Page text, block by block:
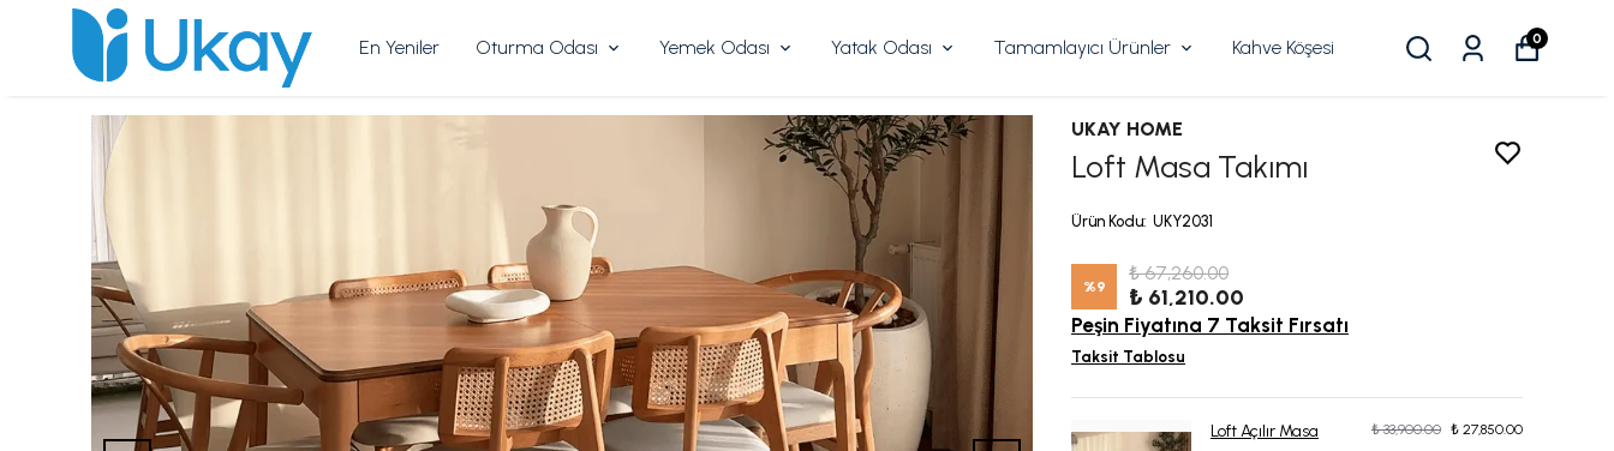
En Yeniler Oturma Odası Yemek Odası Yatak Odası Tamamlayıcı Ürünler Kahve Köşesi 0
UKAY HOME
Loft Masa Takımı
Ürün Kodu: UKY2031
%9
₺ 67,260.00
₺ 61,210.00
Peşin Fiyatına 7 Taksit Fırsatı
Taksit Tablosu
Loft Açılır Masa ₺ 33,900.00 ₺ 27,850.00